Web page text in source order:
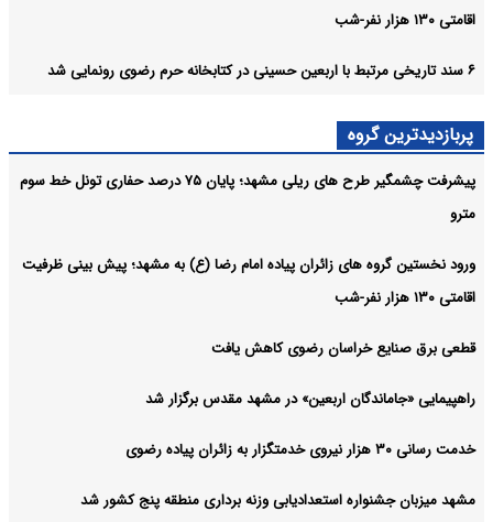
اقامتی ۱۳۰ هزار نفر-شب
۶ سند تاریخی مرتبط با اربعین حسینی در کتابخانه حرم رضوی رونمایی شد
پربازدیدترین گروه
پیشرفت چشمگیر طرح های ریلی مشهد؛ پایان ۷۵ درصد حفاری تونل خط سوم
مترو
ورود نخستین گروه‌ های زائران پیاده امام رضا (ع) به مشهد؛ پیش‌ بینی ظرفیت
اقامتی ۱۳۰ هزار نفر-شب
قطعی برق صنایع خراسان رضوی کاهش یافت
راهپیمایی «جاماندگان اربعین» در مشهد مقدس برگزار شد
خدمت رسانی ۳۰ هزار نیروی خدمتگزار به زائران پیاده رضوی
مشهد میزبان جشنواره استعدادیابی وزنه‌ برداری منطقه پنج کشور شد